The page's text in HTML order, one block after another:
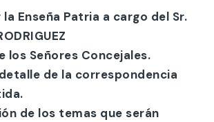
la Enseña Patria a cargo del Sr.
los Señores Concejales.
de la correspondencia
de los temas que serán